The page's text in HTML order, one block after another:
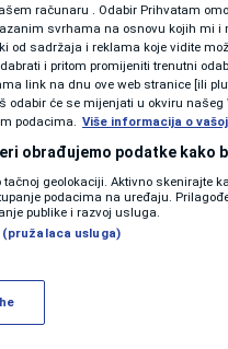
računaru . Odabir Prihvatam
svrhama na osnovu kojih mi i
od sadržaja i reklama koje vidite
i pritom promijeniti trenutni
link na dnu ove web stranice [ili
odabir će se mijenjati u okviru našeg
podacima. Više informacija o
obrađujemo podatke kako
tačnoj geolokaciji. Aktivno skenirajte
podacima na uređaju.
publike i razvoj usluga.
usluga)